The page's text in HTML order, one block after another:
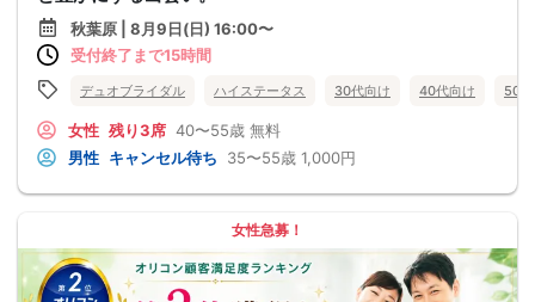
秋葉原 | 8月9日(日) 16:00〜
受付終了まで15時間
デュオブライダル ハイステータス 30代向け 40代向け 50
女性 残り3席 40〜55歳 無料
男性 キャンセル待ち 35〜55歳 1,000円
女性急募！